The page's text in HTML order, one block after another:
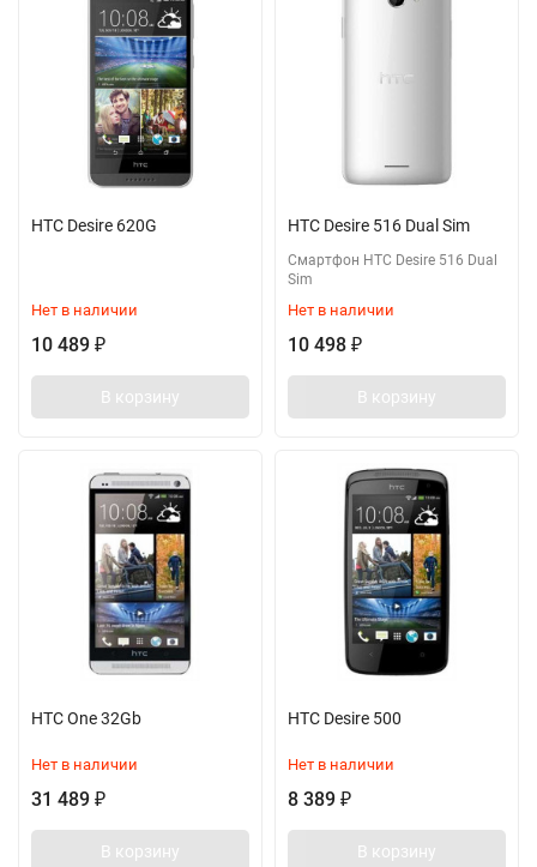
HTC Desire 620G
Нет в наличии
10 489 ₽
В корзину
HTC Desire 516 Dual Sim
Смартфон HTC Desire 516 Dual
Sim
Нет в наличии
10 498 ₽
В корзину
HTC One 32Gb
Нет в наличии
31 489 ₽
В корзину
HTC Desire 500
Нет в наличии
8 389 ₽
В корзину